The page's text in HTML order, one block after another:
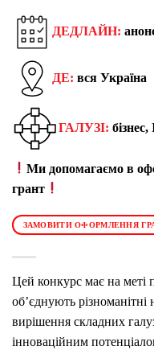
ДЕДЛАЙН:
ДЕ: вся Україна
ГАЛУЗІ:
Ми допомагаємо в
грант
ЗАМОВИТИ ОФОРМЛЕННЯ
Цей конкурс має на меті
об’єднують
вирішення складних
інноваційним